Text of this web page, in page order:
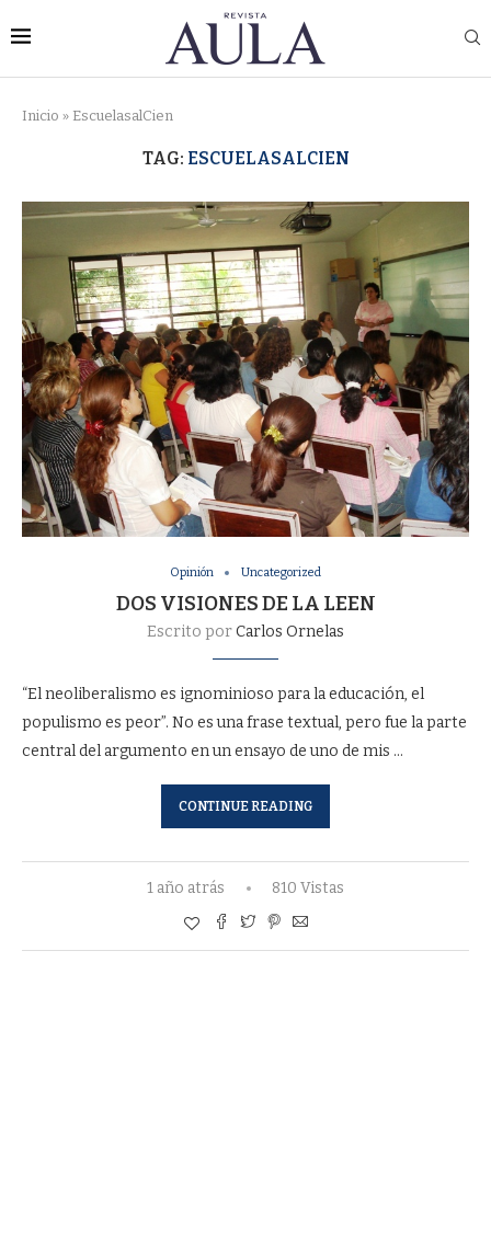
Inicio » EscuelasalCien
TAG: ESCUELASALCIEN
Opinión Uncategorized
DOS VISIONES DE LA LEEN
Escrito porCarlos Ornelas
“El neoliberalismo es ignominioso para la educación, el
populismo es peor”. No es una frase textual, pero fue la parte
central del argumento en un ensayo de uno de mis …
CONTINUE READING
1 año atrás 810 Vistas